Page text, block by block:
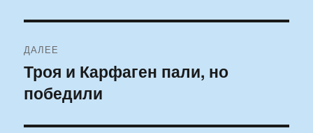
ДАЛЕЕ
Следующая
запись:
Троя и Карфаген пали, но
победили